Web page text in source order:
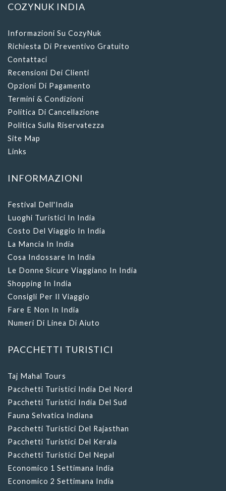
COZYNUK INDIA
Informazioni Su CozyNuk
Richiesta Di Preventivo Gratuito
Contattaci
Recensioni Dei Clienti
Opzioni Di Pagamento
Termini & Condizioni
Politica Di Cancellazione
Politica Sulla Riservatezza
Site Map
Links
INFORMAZIONI
Festival Dell'India
Luoghi Turistici In India
Costo Del Viaggio In India
La Mancia In India
Cosa Indossare In India
Le Donne Sicure Viaggiano In India
Shopping In India
Consigli Per Il Viaggio
Fare E Non In India
Numeri Di Linea Di Aiuto
PACCHETTI TURISTICI
Taj Mahal Tours
Pacchetti Turistici India Del Nord
Pacchetti Turistici India Del Sud
Fauna Selvatica Indiana
Pacchetti Turistici Del Rajasthan
Pacchetti Turistici Del Kerala
Pacchetti Turistici Del Nepal
Economico 1 Settimana India
Economico 2 Settimana India